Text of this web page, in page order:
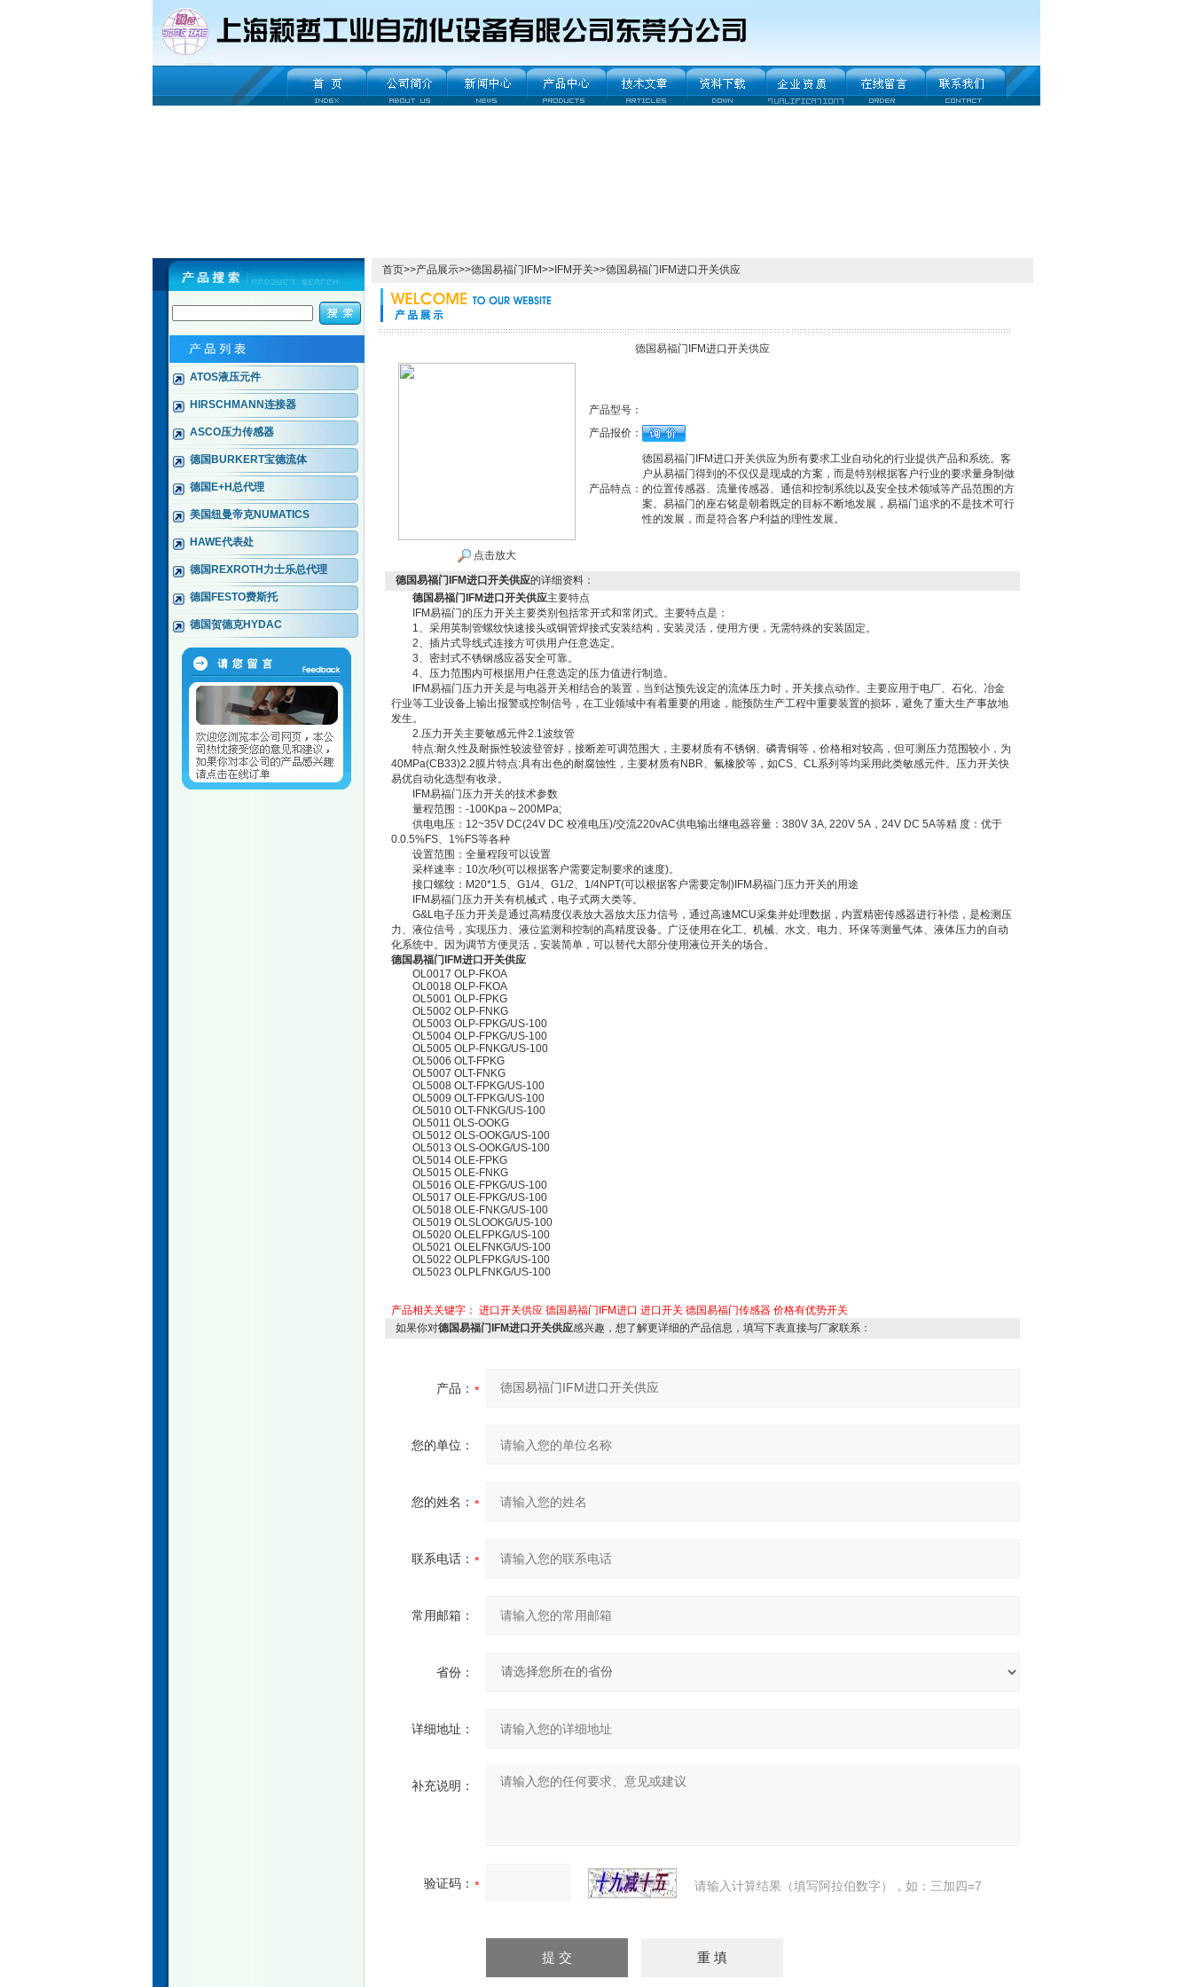
ATOS液压元件
HIRSCHMANN连接器
ASCO压力传感器
德国BURKERT宝德流体
德国E+H总代理
美国纽曼帝克NUMATICS
HAWE代表处
德国REXROTH力士乐总代理
德国FESTO费斯托
德国贺德克HYDAC
首页>>产品展示>>德国易福门IFM>>IFM开关>>德国易福门IFM进口开关供应
德国易福门IFM进口开关供应
点击放大
产品型号：
产品报价：
产品特点：
德国易福门IFM进口开关供应为所有要求工业自动化的行业提供产品和系统。客
户从易福门得到的不仅仅是现成的方案，而是特别根据客户行业的要求量身制做
的位置传感器、流量传感器、通信和控制系统以及安全技术领域等产品范围的方
案。易福门的座右铭是朝着既定的目标不断地发展，易福门追求的不是技术可行
性的发展，而是符合客户利益的理性发展。
德国易福门IFM进口开关供应的详细资料：
德国易福门IFM进口开关供应主要特点
IFM易福门的压力开关主要类别包括常开式和常闭式。主要特点是：
1、采用英制管螺纹快速接头或铜管焊接式安装结构，安装灵活，使用方便，无需特殊的安装固定。
2、插片式导线式连接方可供用户任意选定。
3、密封式不锈钢感应器安全可靠。
4、压力范围内可根据用户任意选定的压力值进行制造。
IFM易福门压力开关是与电器开关相结合的装置，当到达预先设定的流体压力时，开关接点动作。主要应用于电厂、石化、冶金
行业等工业设备上输出报警或控制信号，在工业领域中有着重要的用途，能预防生产工程中重要装置的损坏，避免了重大生产事故地
发生。
2.压力开关主要敏感元件2.1波纹管
特点:耐久性及耐振性较波登管好，接断差可调范围大，主要材质有不锈钢、磷青铜等，价格相对较高，但可测压力范围较小，为
40MPa(CB33)2.2膜片特点:具有出色的耐腐蚀性，主要材质有NBR、氟橡胶等，如CS、CL系列等均采用此类敏感元件。压力开关快
易优自动化选型有收录。
IFM易福门压力开关的技术参数
量程范围：-100Kpa～200MPa;
供电电压：12~35V DC(24V DC 校准电压)/交流220vAC供电输出继电器容量：380V 3A, 220V 5A，24V DC 5A等精 度：优于
0.0.5%FS、1%FS等各种
设置范围：全量程段可以设置
采样速率：10次/秒(可以根据客户需要定制要求的速度)。
接口螺纹：M20*1.5、G1/4、G1/2、1/4NPT(可以根据客户需要定制)IFM易福门压力开关的用途
IFM易福门压力开关有机械式，电子式两大类等。
G&L电子压力开关是通过高精度仪表放大器放大压力信号，通过高速MCU采集并处理数据，内置精密传感器进行补偿，是检测压
力、液位信号，实现压力、液位监测和控制的高精度设备。广泛使用在化工、机械、水文、电力、环保等测量气体、液体压力的自动
化系统中。因为调节方便灵活，安装简单，可以替代大部分使用液位开关的场合。
德国易福门IFM进口开关供应
OL0017 OLP-FKOA
OL0018 OLP-FKOA
OL5001 OLP-FPKG
OL5002 OLP-FNKG
OL5003 OLP-FPKG/US-100
OL5004 OLP-FPKG/US-100
OL5005 OLP-FNKG/US-100
OL5006 OLT-FPKG
OL5007 OLT-FNKG
OL5008 OLT-FPKG/US-100
OL5009 OLT-FPKG/US-100
OL5010 OLT-FNKG/US-100
OL5011 OLS-OOKG
OL5012 OLS-OOKG/US-100
OL5013 OLS-OOKG/US-100
OL5014 OLE-FPKG
OL5015 OLE-FNKG
OL5016 OLE-FPKG/US-100
OL5017 OLE-FPKG/US-100
OL5018 OLE-FNKG/US-100
OL5019 OLSLOOKG/US-100
OL5020 OLELFPKG/US-100
OL5021 OLELFNKG/US-100
OL5022 OLPLFPKG/US-100
OL5023 OLPLFNKG/US-100
产品相关关键字： 进口开关供应 德国易福门IFM进口 进口开关 德国易福门传感器 价格有优势开关
如果你对德国易福门IFM进口开关供应感兴趣，想了解更详细的产品信息，填写下表直接与厂家联系：
产品：
您的单位：
您的姓名：
联系电话：
常用邮箱：
省份：
详细地址：
补充说明：
验证码： 请输入计算结果（填写阿拉伯数字），如：三加四=7